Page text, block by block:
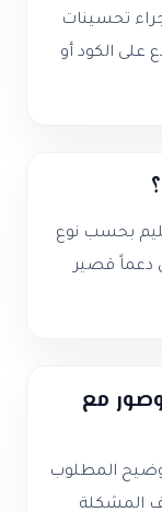
تحسينات
على الكود أو
بحسب نوع
دعماً قصير
مع
المطلوب
المشكلة